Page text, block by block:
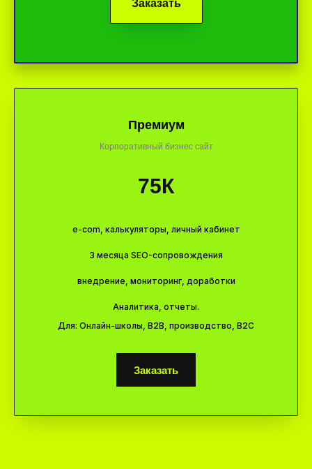
Заказать
Премиум
Корпоративный бизнес сайт
75К
e-com, калькуляторы, личный кабинет
3 месяца SEO-сопровождения
внедрение, мониторинг, доработки
Аналитика, отчеты.
Для: Онлайн-школы, В2В, производство, B2C
Заказать